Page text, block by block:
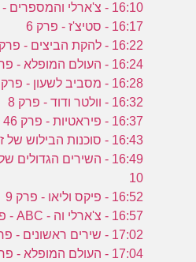
16:10 - צ'ארלי והמספרים - פרק 1
16:17 - סטיצ'ז - פרק 6
16:22 - להקת הביצים - פרק 12
16:24 - העולם המופלא - פרק 18
16:28 - מסביב לשעון - פרק 1
16:32 - וולטר ודוד - פרק 8
16:37 - פיראטיות - פרק 46
16:43 - סוכנות הבילוש של זינה - פרק 4
16:49 - השירים
10
16:52 - פיקס וליאו - פרק 9
16:57 - צ'ארלי וה - ABC - פרק 9
17:02 - שירים ראשונים - פרק 909
17:04 - העולם המופלא - פרק 8